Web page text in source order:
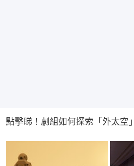
點擊睇！劇組如何探索「外太空」